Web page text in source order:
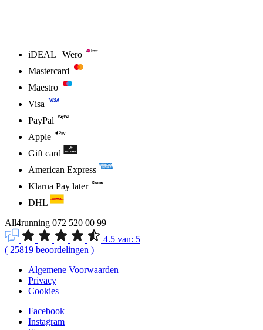
iDEAL | Wero
Mastercard
Maestro
Visa
PayPal
Apple
Gift card
American Express
Klarna Pay later
DHL
All4running 072 520 00 99
4.5 van: 5
( 25819 beoordelingen )
Algemene Voorwaarden
Privacy
Cookies
Facebook
Instagram